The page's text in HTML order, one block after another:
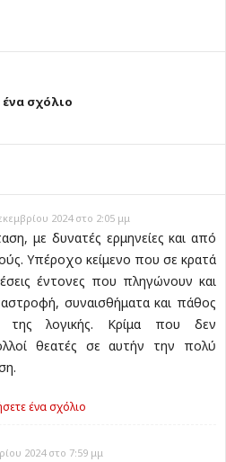
2024 στο 2:05 μμ
με δυνατές ερμηνείες και από
Υπέροχο κείμενο που σε κρατά
έντονες που πληγώνουν και
συναισθήματα και πάθος
της λογικής. Κρίμα που δεν
θεατές σε αυτήν την πολύ
ένα σχόλιο
2024 στο 7:59 μμ
ένα σχόλιο